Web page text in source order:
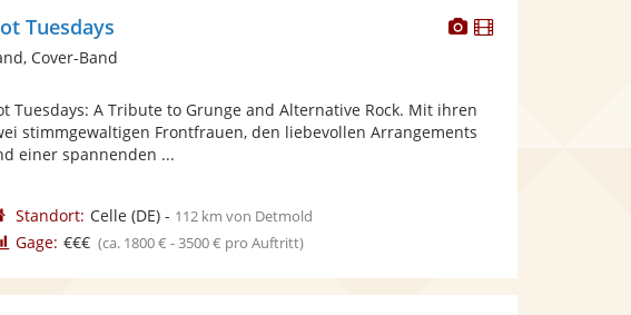
Dieser
bereit.
Dieser
Tuesdays
Cover-Band
Tuesdays: A Tribute to Grunge and Alternative Rock. Mit ihren
stimmgewaltigen Frontfrauen, den liebevollen Arrangements
einer spannenden ...
Standort: Celle(DE)- 112 km von Detmold
Gage: €€€ (ca. 1800 € - 3500 € pro Auftritt)